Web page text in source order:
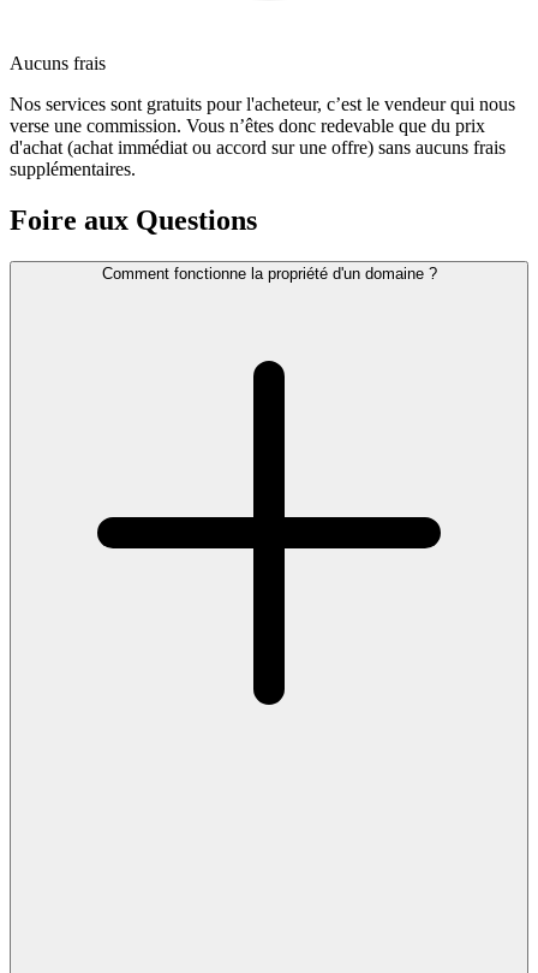
Aucuns frais
Nos services sont gratuits pour l'acheteur, c’est le vendeur qui nous
verse une commission. Vous n’êtes donc redevable que du prix
d'achat (achat immédiat ou accord sur une offre) sans aucuns frais
supplémentaires.
Foire aux Questions
Comment fonctionne la propriété d'un domaine ?